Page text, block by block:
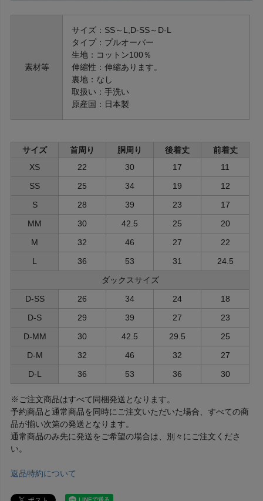
素材等
サイズ：SS～L,D-SS～D-L
タイプ：プルオーバー
生地：コットン100％
伸縮性：伸縮あります。
裏地：なし
取扱い：手洗い
原産国：日本製
サイズ 首周り 胴周り 後着丈
前着丈
XS
22 30 17
11
SS
25 34 19
12
S
28 39 23
17
MM
30 42.5 25
20
M
32 46 27
22
L
36 53 31
24.5
ダックスサイズ
D-SS
26 34 24
18
D-S
29 39 27
23
D-MM
30 42.5 29.5
25
D-M
32 46 32
27
D-L
36 53 36 30
※ご注文商品はすべて同梱発送となります。
予約商品と通常商品を同時にご注文いただいた場合、すべての商
品が揃い次第の発送となります。
通常商品のみ先に発送をご希望の場合は、別々にご注文くださ
い。
返品特約について